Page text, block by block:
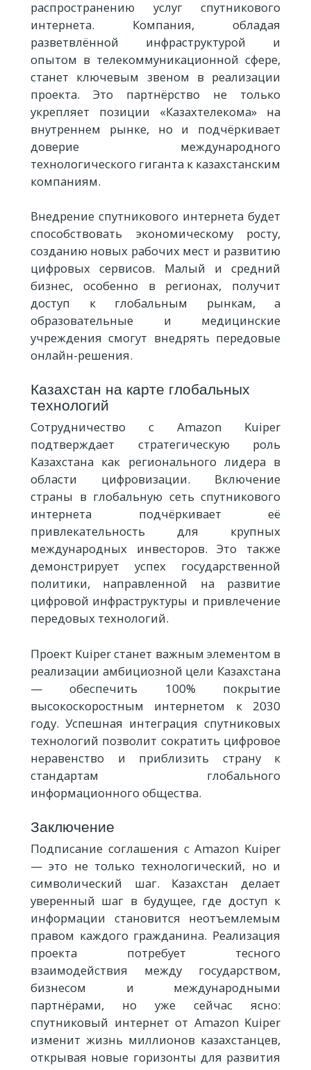
распространению услуг спутникового
интернета. Компания, обладая
разветвлённой инфраструктурой и
опытом в телекоммуникационной сфере,
станет ключевым звеном в реализации
проекта. Это партнёрство не только
укрепляет позиции «Казахтелекома» на
внутреннем рынке, но и подчёркивает
доверие международного
технологического гиганта к казахстанским
компаниям.
Внедрение спутникового интернета будет
способствовать экономическому росту,
созданию новых рабочих мест и развитию
цифровых сервисов. Малый и средний
бизнес, особенно в регионах, получит
доступ к глобальным рынкам, а
образовательные и медицинские
учреждения смогут внедрять передовые
онлайн-решения.
Казахстан на карте глобальных
технологий
Сотрудничество с Amazon Kuiper
подтверждает стратегическую роль
Казахстана как регионального лидера в
области цифровизации. Включение
страны в глобальную сеть спутникового
интернета подчёркивает её
привлекательность для крупных
международных инвесторов. Это также
демонстрирует успех государственной
политики, направленной на развитие
цифровой инфраструктуры и привлечение
передовых технологий.
Проект Kuiper станет важным элементом в
реализации амбициозной цели Казахстана
— обеспечить 100% покрытие
высокоскоростным интернетом к 2030
году. Успешная интеграция спутниковых
технологий позволит сократить цифровое
неравенство и приблизить страну к
стандартам глобального
информационного общества.
Заключение
Подписание соглашения с Amazon Kuiper
— это не только технологический, но и
символический шаг. Казахстан делает
уверенный шаг в будущее, где доступ к
информации становится неотъемлемым
правом каждого гражданина. Реализация
проекта потребует тесного
взаимодействия между государством,
бизнесом и международными
партнёрами, но уже сейчас ясно:
спутниковый интернет от Amazon Kuiper
изменит жизнь миллионов казахстанцев,
открывая новые горизонты для развития